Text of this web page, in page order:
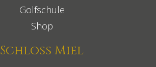
Golfschule
Shop
Schloss Miel